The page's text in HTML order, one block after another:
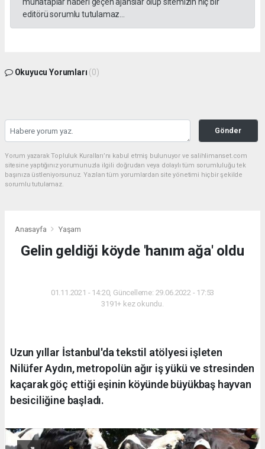
editörü sorumlu tutulamaz...
Okuyucu Yorumları (0)
Gönder
Yorum yazarak Topluluk Kuralları’nı kabul etmiş bulunuyor ve salihlimanset.com
sitesine yaptığınız yorumunuzla ilgili doğrudan veya dolaylı tüm sorumluluğu tek
başınıza üstleniyorsunuz. Yazılan tüm yorumlardan site yönetimi hiçbir şekilde
sorumlu tutulamaz.
Anasayfa Yaşam
Gelin geldiği köyde 'hanım ağa' oldu
01.11.2021 - 14:20, Güncelleme: 29.06.2022 - 17:53
3191+ kez okundu.
Uzun yıllar İstanbul'da tekstil atölyesi işleten
Nilüfer Aydın, metropolün ağır iş yükü ve stresinden
kaçarak göç ettiği eşinin köyünde büyükbaş hayvan
besiciliğine başladı.